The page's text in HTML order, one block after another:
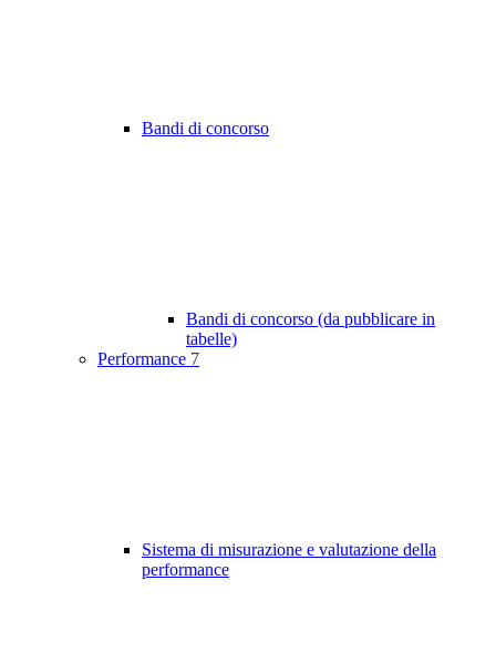
Bandi di concorso
Bandi di concorso (da pubblicare in
tabelle)
Performance 7
Sistema di misurazione e valutazione della
performance